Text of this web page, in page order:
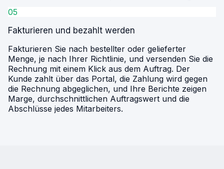
05
Fakturieren und bezahlt werden
Fakturieren Sie nach bestellter oder gelieferter
Menge, je nach Ihrer Richtlinie, und versenden Sie die
Rechnung mit einem Klick aus dem Auftrag. Der
Kunde zahlt über das Portal, die Zahlung wird gegen
die Rechnung abgeglichen, und Ihre Berichte zeigen
Marge, durchschnittlichen Auftragswert und die
Abschlüsse jedes Mitarbeiters.